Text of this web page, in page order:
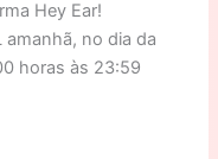
Hey Ear!
amanhã, no dia da
horas às 23:59